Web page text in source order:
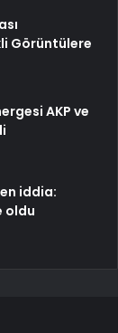
Görüntülere
AKP ve
iddia:
oldu